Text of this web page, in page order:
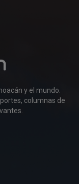
y el mundo.
columnas de